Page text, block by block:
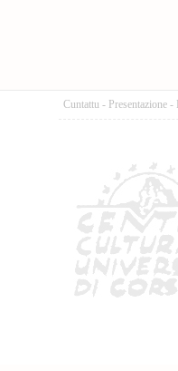
Cuntattu - Presentazione -